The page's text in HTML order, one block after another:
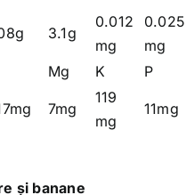
3.1g
0.012
mg
0.025
mg
Mg K P
7mg
119
mg
11mg
şi banane